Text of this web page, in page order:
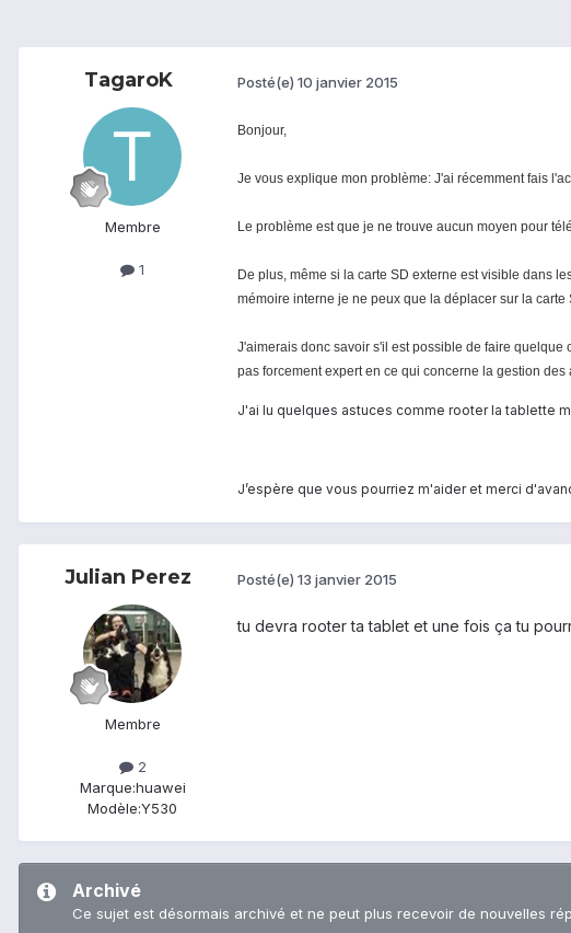
TagaroK
Membre
1
Posté(e) 10 janvier 2015
Bonjour,
Je vous explique mon problème: J'ai récemment fais
Le problème est que je ne trouve aucun moyen pour
De plus, même si la carte SD externe est visible dans
mémoire interne je ne peux que la déplacer sur la
J'aimerais donc savoir s'il est possible de faire
pas forcement expert en ce qui concerne la gestion
J'ai lu quelques astuces comme rooter la tablette
J’espère que vous pourriez m'aider et merci
Julian Perez
Membre
2
Marque:huawei
Modèle:Y530
Posté(e) 13 janvier 2015
tu devra rooter ta tablet et une fois ça tu
Archivé
Ce sujet est désormais archivé et ne peut plus recevoir de nouvelles